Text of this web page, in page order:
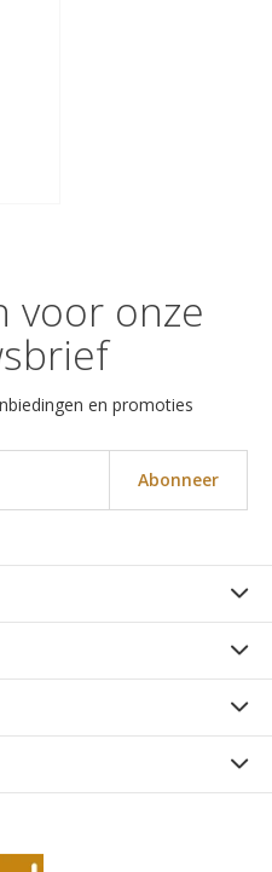
voor onze
en promoties
Abonneer